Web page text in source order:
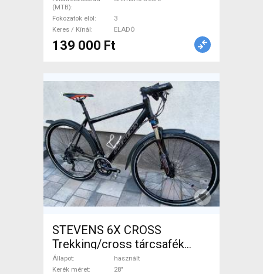
(MTB)
Fokozatok elöl
3
Keres / Kínál
ELADÓ
139 000 Ft
STEVENS 6X CROSS
Trekking/cross tárcsafék
használt ELADÓ
Állapot
használt
Kerék méret
28"